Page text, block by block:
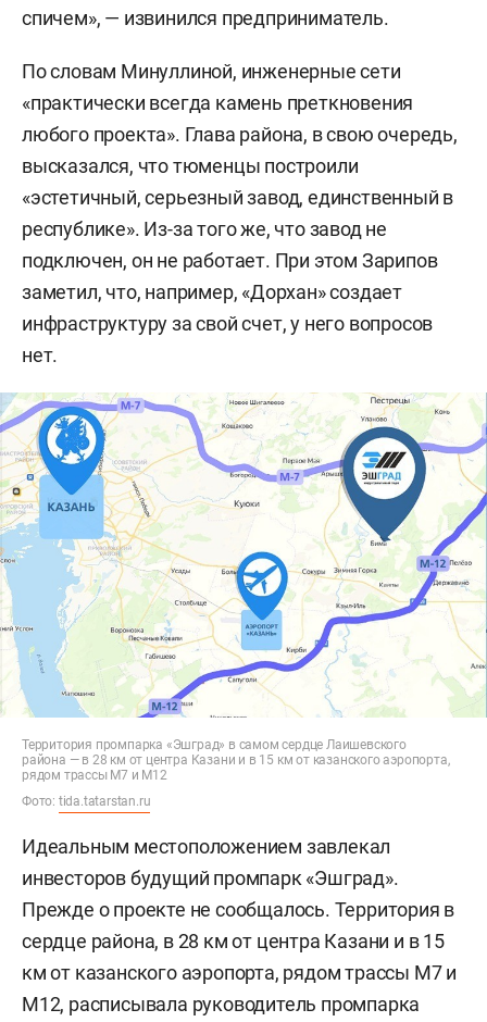
спичем», — извинился предприниматель.
По словам Минуллиной, инженерные сети
«практически всегда камень преткновения
любого проекта». Глава района, в свою очередь,
высказался, что тюменцы построили
«эстетичный, серьезный завод, единственный в
республике». Из-за того же, что завод не
подключен, он не работает. При этом Зарипов
заметил, что, например, «Дорхан» создает
инфраструктуру за свой счет, у него вопросов
нет.
Территория промпарка «Эшград» в самом сердце Лаишевского
района — в 28 км от центра Казани и в 15 км от казанского аэропорта,
рядом трассы М7 и М12
Фото: tida.tatarstan.ru
Идеальным местоположением завлекал
инвесторов будущий промпарк «Эшград».
Прежде о проекте не сообщалось. Территория в
сердце района, в 28 км от центра Казани и в 15
км от казанского аэропорта, рядом трассы М7 и
М12, расписывала руководитель промпарка